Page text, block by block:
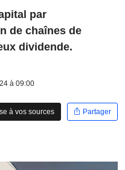
par
de chaînes de
dividende.
à 09:00
à vos sources
Partager